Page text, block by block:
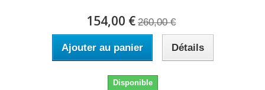
154,00 € 260,00 €
Ajouter au panier Détails
Disponible